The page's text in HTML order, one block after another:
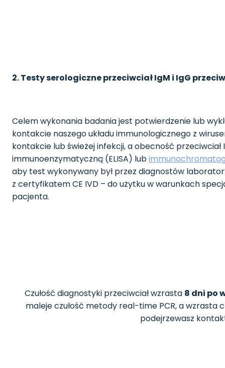
2. Testy serologiczne przeciwciał IgM i IgG
Celem wykonania badania jest potwierdzenie lub
kontakcie naszego układu immunologicznego z
kontakcie lub świeżej infekcji, a obecność
immunoenzymatyczną (ELISA) lub
aby test wykonywany był przez diagnostów
z certyfikatem CE IVD – do użytku w warunkach
pacjenta.
Czułość diagnostyki przeciwciał wzrasta 8 dni po
maleje czułość metody real-time PCR, a wzrasta
podejrzewasz